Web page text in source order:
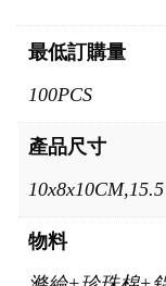
最低訂購量
100PCS
產品尺寸
物料